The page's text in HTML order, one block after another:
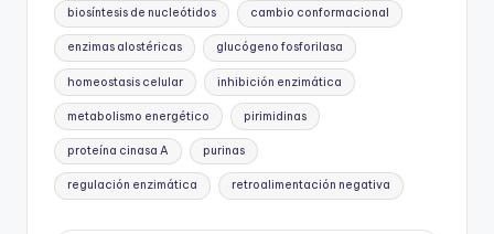
biosíntesis de nucleótidos cambio conformacional
enzimas alostéricas glucógeno fosforilasa
homeostasis celular inhibición enzimática
metabolismo energético pirimidinas
proteína cinasa A purinas
regulación enzimática retroalimentación negativa